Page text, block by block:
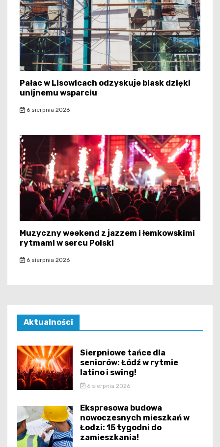
Pałac w Lisowicach odzyskuje blask dzięki
unijnemu wsparciu
6 sierpnia 2026
Muzyczny weekend z jazzem i łemkowskimi
rytmami w sercu Polski
6 sierpnia 2026
Aktualności
Sierpniowe tańce dla
seniorów: Łódź w rytmie
latino i swing!
6 sierpnia 2026
Ekspresowa budowa
nowoczesnych mieszkań w
Łodzi: 15 tygodni do
zamieszkania!